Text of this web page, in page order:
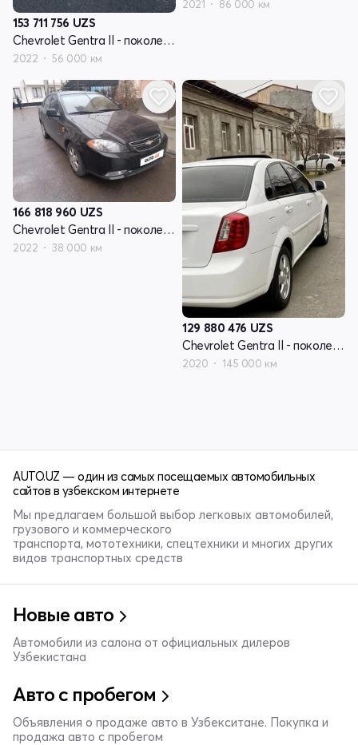
153 711 756 UZS
Chevrolet Gentra II - поколение
2022 56 000 км
2021 86 000 км
166 818 960 UZS
Chevrolet Gentra II - поколение
2022 38 000 км
129 880 476 UZS
Chevrolet Gentra II - поколение
2020 145 000 км
AUTO.UZ — один из самых посещаемых автомобильных
сайтов в узбекском интернете
Мы предлагаем большой выбор легковых автомобилей,
грузового и коммерческого
транспорта, мототехники, спецтехники и многих других
видов транспортных средств
Новые авто
Автомобили из салона от официальных дилеров
Узбекистана
Авто с пробегом
Объявления о продаже авто в Узбекситане. Покупка и
продажа авто с пробегом